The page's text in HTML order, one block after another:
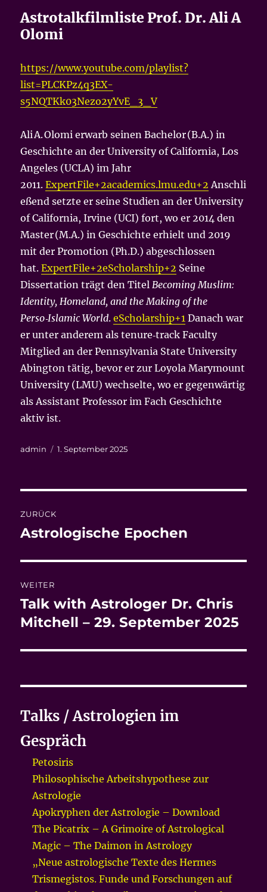
Astrotalkfilmliste Prof. Dr. Ali A
Olomi
https://www.youtube.com/playlist?
list=PLCKPz4q3EX-
s5NQTKk03Nezo2yYvE_3_V
Ali A. Olomi erwarb seinen Bachelor (B.A.) in
Geschichte an der University of California, Los
Angeles (UCLA) im Jahr
2011.ExpertFile+2academics.lmu.edu+2 Anschli
eßend setzte er seine Studien an der University
of California, Irvine (UCI) fort, wo er 2014 den
Master (M.A.) in Geschichte erhielt und 2019
mit der Promotion (Ph.D.) abgeschlossen
hat.ExpertFile+2eScholarship+2 Seine
Dissertation trägt den Titel Becoming Muslim:
Identity, Homeland, and the Making of the
Perso‑Islamic World.eScholarship+1 Danach war
er unter anderem als tenure‐track Faculty
Mitglied an der Pennsylvania State University
Abington tätig, bevor er zur Loyola Marymount
University (LMU) wechselte, wo er gegenwärtig
als Assistant Professor im Fach Geschichte
aktiv ist.
Autor
admin
Veröffentlicht
1. September 2025
Navigation
ZURÜCK
Vorheriger
Astrologische Epochen
WEITER
Nächster
Beitrag:
Talk with Astrologer Dr. Chris
Mitchell – 29. September 2025
Talks / Astrologien im
Gespräch
Petosiris
Philosophische Arbeitshypothese zur
Astrologie
Apokryphen der Astrologie – Download
The Picatrix – A Grimoire of Astrological
Magic – The Daimon in Astrology
„Neue astrologische Texte des Hermes
Trismegistos. Funde und Forschungen auf